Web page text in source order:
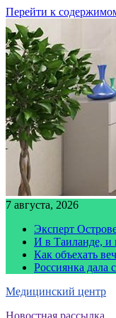
Перейти к
7 августа, 2026
Эксперт
И в Таиланде, и
Как объехать
Россиянка дала
Медицинский центр
Новостная рассылка